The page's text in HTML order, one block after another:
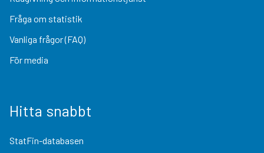
Fråga om statistik
Vanliga frågor (FAQ)
För media
Hitta snabbt
StatFin-databasen